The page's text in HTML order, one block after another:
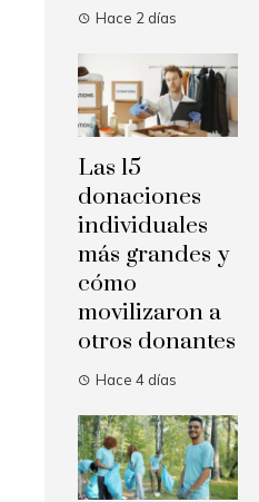
Hace 2 días
Las 15
donaciones
individuales
más grandes y
cómo
movilizaron a
otros donantes
Hace 4 días